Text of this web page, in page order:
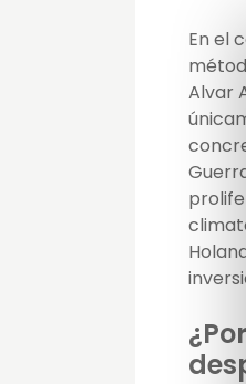
En el
Alvar